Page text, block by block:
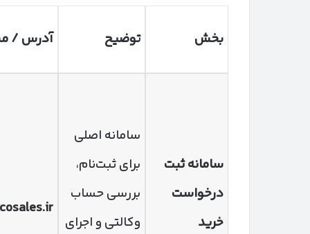
بخش توضیح آدرس /
سامانه ثبت
درخواست
خرید
سامانه اصلی
برای ثبت‌نام،
بررسی حساب
وکالتی و اجرای